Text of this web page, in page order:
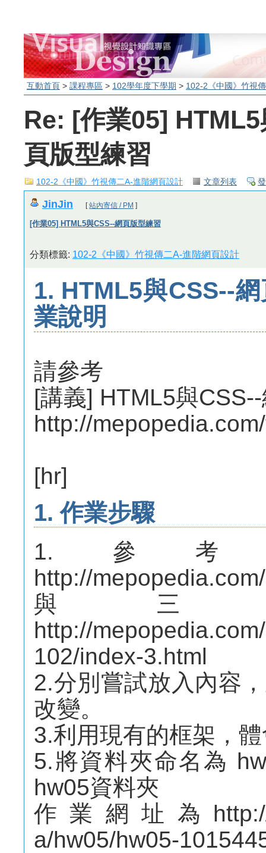
互動首頁 > 課程專區 > 102學年度下學期 > 102-2《中國》竹視
Re: [作業05]
頁版型練習
102-2《中國》竹視傳二A-進階網頁設計 文章列表
JinJin [站內寄信 / PM ]
[作業05] HTML5與CSS--網頁版型練習
分類標籤: 102-2《中國》竹視傳二A-進階網頁設計
1. HTML5與CSS--
業說明
請參考
[講義] HTML5與
http://
[hr]
1. 作業步驟
1.參考
http://
與三
http://
102/index-3.html
2.分別嘗試放入內容
改變。
3.利用現有的框架，
5.將資料夾命名為
hw05資料夾
作業網址為http://
a/hw05/hw05-